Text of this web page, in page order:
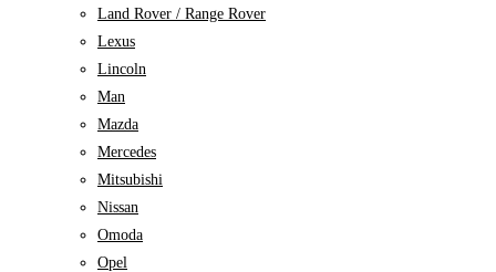
Land Rover / Range Rover
Lexus
Lincoln
Man
Mazda
Mercedes
Mitsubishi
Nissan
Omoda
Opel